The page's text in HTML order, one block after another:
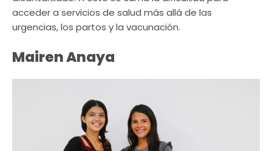
acceder a servicios de salud más allá de las
urgencias, los partos y la vacunación.
Mairen Anaya